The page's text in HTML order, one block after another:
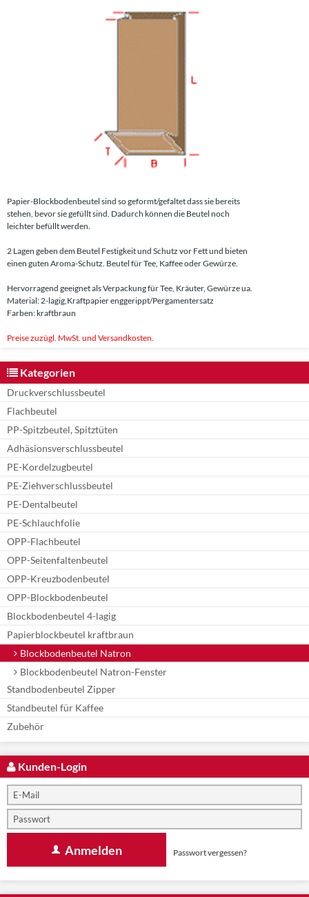
Papier-Blockbodenbeutel sind so geformt/gefaltet dass sie bereits
stehen, bevor sie gefüllt sind. Dadurch können die Beutel noch
leichter befüllt werden.
2 Lagen geben dem Beutel Festigkeit und Schutz vor Fett und bieten
einen guten Aroma-Schutz. Beutel für Tee, Kaffee oder Gewürze.
Hervorragend geeignet als Verpackung für Tee, Kräuter, Gewürze ua.
Material: 2-lagig,Kraftpapier enggerippt/Pergamentersatz
Farben: kraftbraun
Preise zuzügl. MwSt. und Versandkosten.
Kategorien
Druckverschlussbeutel
Flachbeutel
PP-Spitzbeutel, Spitztüten
Adhäsionsverschlussbeutel
PE-Kordelzugbeutel
PE-Ziehverschlussbeutel
PE-Dentalbeutel
PE-Schlauchfolie
OPP-Flachbeutel
OPP-Seitenfaltenbeutel
OPP-Kreuzbodenbeutel
OPP-Blockbodenbeutel
Blockbodenbeutel 4-lagig
Papierblockbeutel kraftbraun
Blockbodenbeutel Natron
Blockbodenbeutel Natron-Fenster
Standbodenbeutel Zipper
Standbeutel für Kaffee
Zubehör
Kunden-Login
Anmelden Passwort vergessen?